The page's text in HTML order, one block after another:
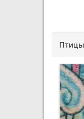
Птицы